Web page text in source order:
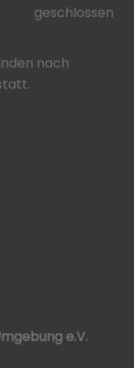
geschlossen
nach
e.V.